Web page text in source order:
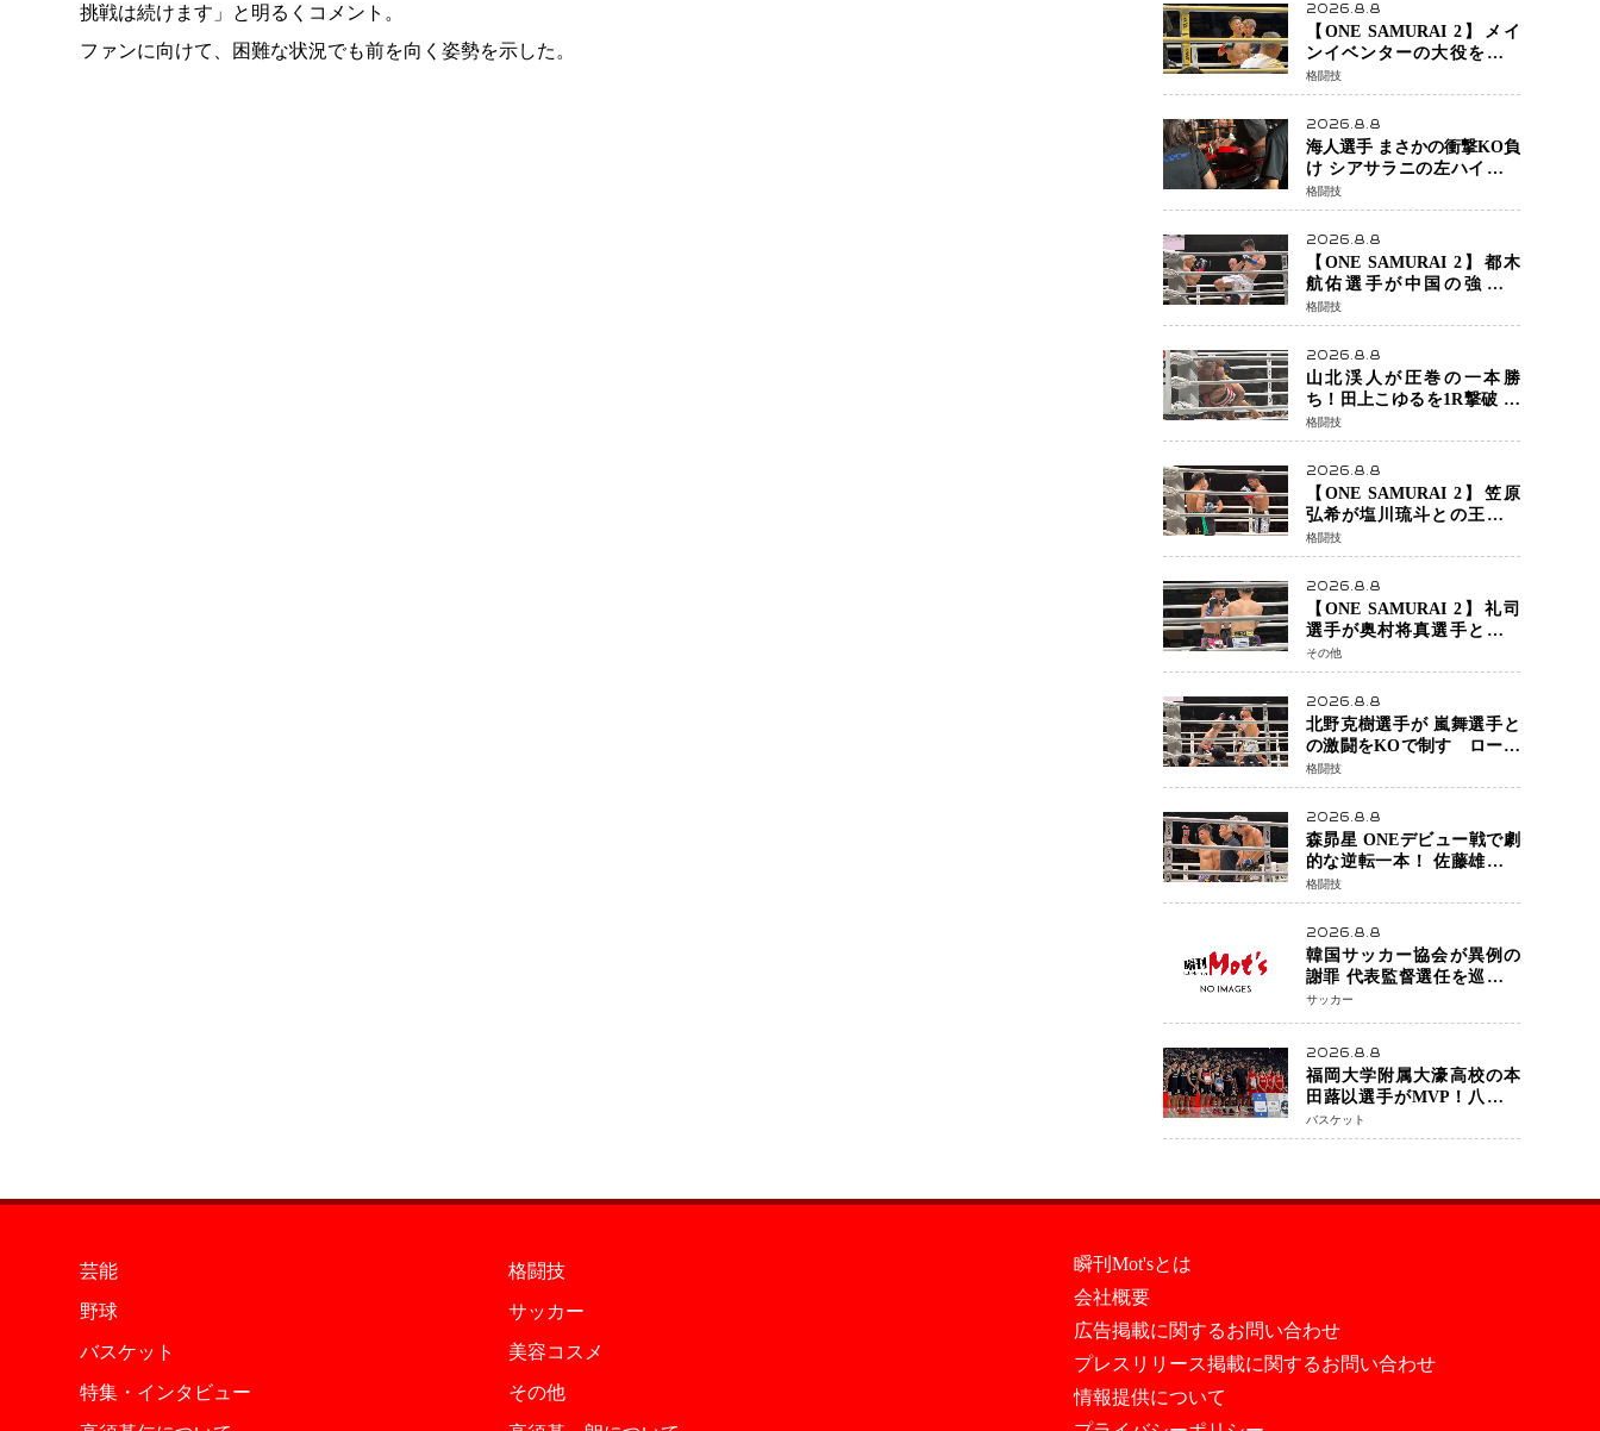
挑戦は続けます」と明るくコメント。
ファンに向けて、困難な状況でも前を向く姿勢を示した。
2026.8.8
【ONE SAMURAI 2】メイ
ンイベンターの大役をしっ
かりやってのけた野杁正明
が衝撃のリベンジ！ リ
ウ・メンヤンを1R・2分59秒
KO、左カウンターで完全決
着
格闘技
2026.8.8
海人選手 まさかの衝撃KO負
け シアサラニの左ハイが炸
裂 リベンジ戦は一瞬で決着
格闘技
2026.8.8
【ONE SAMURAI 2】都木
航佑選手が中国の強豪ル
オ・チャオの猛攻を受けな
がらも的確な攻撃で応戦
最後まで打ち合うも判定で
チャオに軍配
格闘技
2026.8.8
山北渓人が圧巻の一本勝
ち！田上こゆるを1R撃破 ケ
ルベロスチョークで存在感
を示す
格闘技
2026.8.8
【ONE SAMURAI 2】笠原
弘希が塩川琉斗との王者対
決を制す 圧力で主導権を握
り判定勝利
格闘技
2026.8.8
【ONE SAMURAI 2】礼司
選手が奥村将真選手との接
戦を制す カウンターと正確
な打撃で判定勝利
その他
2026.8.8
北野克樹選手が 嵐舞選手と
の激闘をKOで制す ローブ
ローが相次ぐ波乱の展開…
涙の勝利「生まれてくる娘
のために750万円を使いた
い」
格闘技
2026.8.8
森昴星 ONEデビュー戦で劇
的な逆転一本！ 佐藤雄介の
強烈な打撃を耐え抜き、リ
アネイキッドチョークで勝
利
格闘技
2026.8.8
韓国サッカー協会が異例の
謝罪 代表監督選任を巡る疑
惑など相次ぐ問題「組織の
刷新」誓う
サッカー
2026.8.8
福岡大学附属大濠高校の本
田蕗以選手がMVP！八村塁
主宰「BLACK SAMURAI
SUMMIT 2026」で存在感
バスケット
芸能
格闘技
野球
サッカー
バスケット
美容コスメ
特集・インタビュー
その他
瞬刊Mot'sとは
会社概要
広告掲載に関するお問い合わせ
プレスリリース掲載に関するお問い合わせ
情報提供について